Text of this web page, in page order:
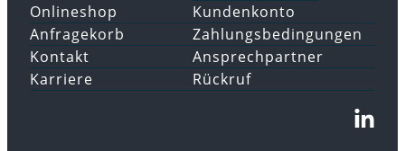
Onlineshop
Anfragekorb
Kundenkonto
Zahlungsbedingungen
Kontakt
Karriere
Ansprechpartner
Rückruf